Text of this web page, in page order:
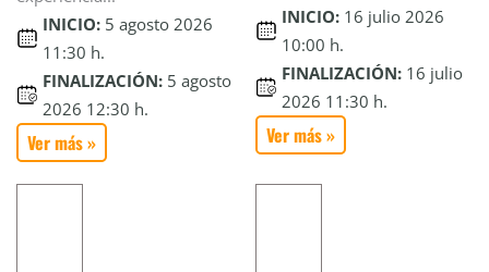
INICIO: 5 agosto 2026
11:30 h.
FINALIZACIÓN: 5 agosto
2026 12:30 h.
Ver más »
INICIO: 16 julio 2026
10:00 h.
FINALIZACIÓN: 16 julio
2026 11:30 h.
Ver más »